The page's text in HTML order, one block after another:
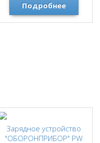
Подробнее
Зарядное устройство
"ОБОРОНПРИБОР" PW